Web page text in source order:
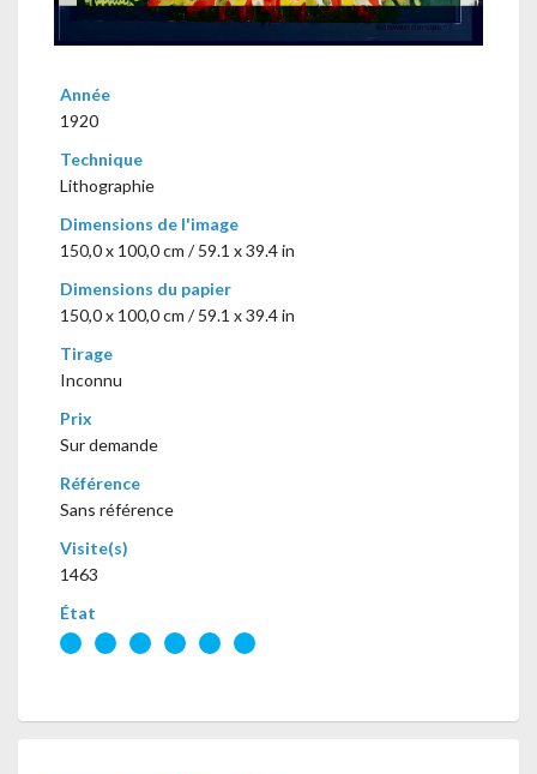
Année
1920
Technique
Lithographie
Dimensions de l'image
150,0 x 100,0 cm / 59.1 x 39.4 in
Dimensions du papier
150,0 x 100,0 cm / 59.1 x 39.4 in
Tirage
Inconnu
Prix
Sur demande
Référence
Sans référence
Visite(s)
1463
État